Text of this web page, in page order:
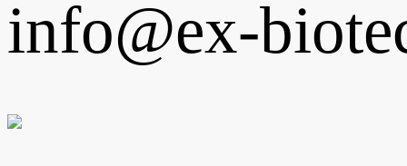
info@ex-